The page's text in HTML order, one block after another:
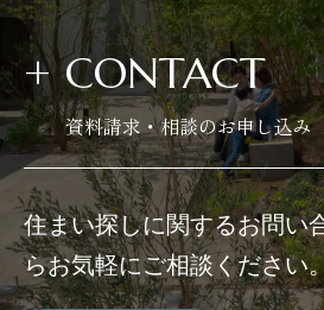
+ CONTACT
資料請求・相談のお申し込み
住まい探しに関するお問い
らお気軽にご相談ください